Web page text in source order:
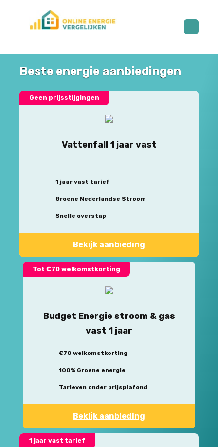
Beste energie aanbiedingen
Geen prijsstijgingen
Vattenfall 1 jaar vast
1 jaar vast tarief
Groene Nederlandse Stroom
Snelle overstap
Bekijk aanbieding
Tot €70 welkomstkorting
Budget Energie stroom & gas
vast 1 jaar
€70 welkomstkorting
100% Groene energie
Tarieven onder prijsplafond
Bekijk aanbieding
1 jaar vast tarief